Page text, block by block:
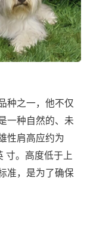
之一，他不仅
一种自然的、未
性肩高应约为
寸。高度低于上
准，是为了确保